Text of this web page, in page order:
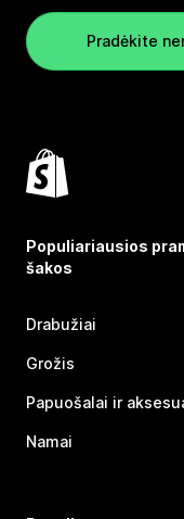
Pradėkite
Populiariausios
šakos
Drabužiai
Grožis
Papuošalai ir
Namai